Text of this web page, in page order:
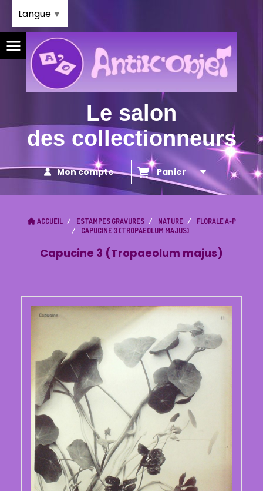
Le salon
des collectionneurs
Mon compte Panier
ACCUEIL ESTAMPES GRAVURES NATURE
FLORALE A-P
CAPUCINE 3 (TROPAEOLUM MAJUS)
Capucine 3 (Tropaeolum majus)
Langue ▼